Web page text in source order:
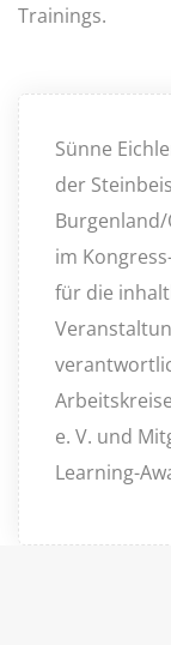
Trainings.
Sünne
der
im
für die
e. V. und
Learning-